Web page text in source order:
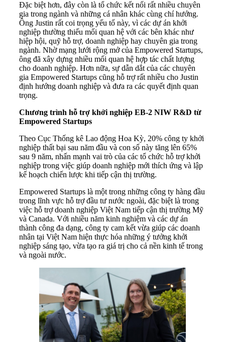
Đặc biệt hơn, đây còn là tổ chức kết nối rất nhiều chuyên
gia trong ngành và những cá nhân khác cùng chí hướng.
Ông Justin rất coi trọng yếu tố này, vì các dự án khởi
nghiệp thường thiếu mối quan hệ với các bên khác như
hiệp hội, quỹ hỗ trợ, doanh nghiệp hay chuyên gia trong
ngành. Nhờ mạng lưới rộng mở của Empowered Startups,
ông đã xây dựng nhiều mối quan hệ hợp tác chất lượng
cho doanh nghiệp. Hơn nữa, sự dẫn dắt của các chuyên
gia Empowered Startups cũng hỗ trợ rất nhiều cho Justin
định hướng doanh nghiệp và đưa ra các quyết định quan
trọng.
Chương trình hỗ trợ khởi nghiệp EB-2 NIW R&D từ
Empowered Startups
Theo Cục Thống kê Lao động Hoa Kỳ, 20% công ty khởi
nghiệp thất bại sau năm đầu và con số này tăng lên 65%
sau 9 năm, nhấn mạnh vai trò của các tổ chức hỗ trợ khởi
nghiệp trong việc giúp doanh nghiệp mới thích ứng và lập
kế hoạch chiến lược khi tiếp cận thị trường.
Empowered Startups là một trong những công ty hàng đầu
trong lĩnh vực hỗ trợ đầu tư nước ngoài, đặc biệt là trong
việc hỗ trợ doanh nghiệp Việt Nam tiếp cận thị trường Mỹ
và Canada. Với nhiều năm kinh nghiệm và các dự án
thành công đa dạng, công ty cam kết vừa giúp các doanh
nhân tại Việt Nam hiện thực hóa những ý tưởng khởi
nghiệp sáng tạo, vừa tạo ra giá trị cho cả nền kinh tế trong
và ngoài nước.